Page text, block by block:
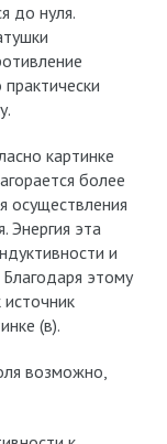
до нуля.
картинке
более
осуществления
Энергия эта
и
Благодаря этому
(в).
возможно,